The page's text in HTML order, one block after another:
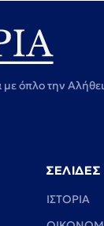
με όπλο την
ΣΕΛΙΔΕΣ
ΙΣΤΟΡΙΑ